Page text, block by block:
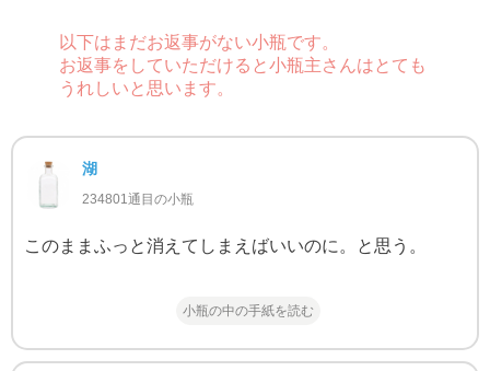
以下はまだお返事がない小瓶です。
お返事をしていただけると小瓶主さんはとても
うれしいと思います。
湖
234801通目の小瓶
このままふっと消えてしまえばいいのに。と思う。
小瓶の中の手紙を読む